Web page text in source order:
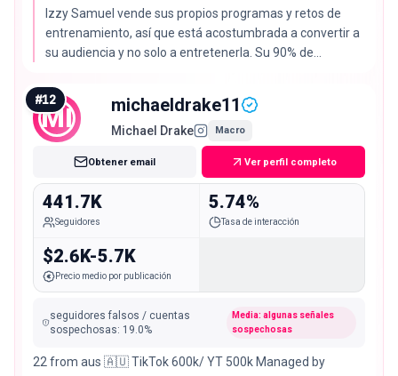
Izzy Samuel vende sus propios programas y retos de
entrenamiento, así que está acostumbrada a convertir a
su audiencia y no solo a entretenerla. Su 90% de
interacción del 1.92% por debajo de la mediana del
2.72%.
MI
#12 michaeldrake11
Michael Drake Macro
Obtener email Ver perfil completo
441.7K
Seguidores
5.74%
Tasa de interacción
$2.6K-5.7K
Precio medio por publicación
seguidores falsos / cuentas
sospechosas: 19.0%
Media: algunas señales
sospechosas
22 from aus 🇦🇺 TikTok 600k/ YT 500k Managed by